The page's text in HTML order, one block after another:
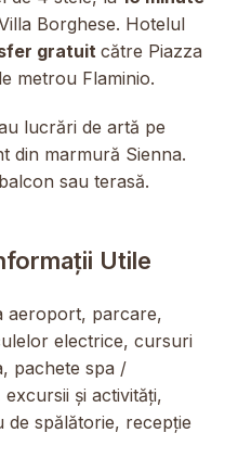
Borghese. Hotelul
gratuit către Piazza
metrou Flaminio.
lucrări de artă pe
din marmură Sienna.
sau terasă.
Utile
aeroport, parcare,
electrice, cursuri
pachete spa /
și activități,
de spălătorie, recepție